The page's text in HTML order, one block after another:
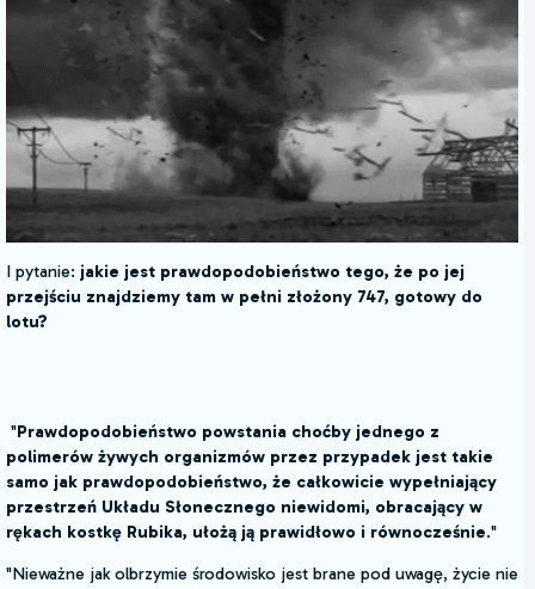
I pytanie: jakie jest prawdopodobieństwo tego, że po jej
przejściu znajdziemy tam w pełni złożony 747, gotowy do
lotu?
"Prawdopodobieństwo powstania choćby jednego z
polimerów żywych organizmów przez przypadek jest takie
samo jak prawdopodobieństwo, że całkowicie wypełniający
przestrzeń Układu Słonecznego niewidomi, obracający w
rękach kostkę Rubika, ułożą ją prawidłowo i równocześnie."
"Nieważne jak olbrzymie środowisko jest brane pod uwagę, życie nie